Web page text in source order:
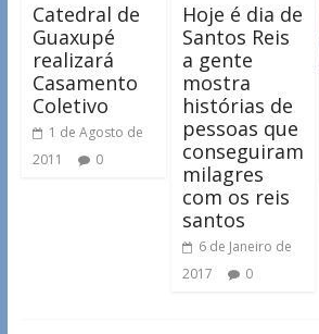
Catedral de
Guaxupé
realizará
Casamento
Coletivo
1 de Agosto de
2011
0
Hoje é dia de
Santos Reis
a gente
mostra
histórias de
pessoas que
conseguiram
milagres
com os reis
santos
6 de Janeiro de
2017
0